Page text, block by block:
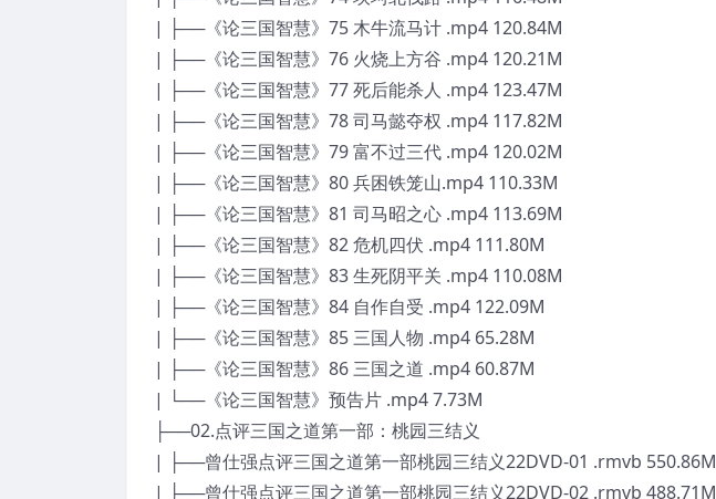
| ├──《论三国智慧》75 木牛流马计 .mp4 120.84M
| ├──《论三国智慧》76 火烧上方谷 .mp4 120.21M
| ├──《论三国智慧》77 死后能杀人 .mp4 123.47M
| ├──《论三国智慧》78 司马懿夺权 .mp4 117.82M
| ├──《论三国智慧》79 富不过三代 .mp4 120.02M
| ├──《论三国智慧》80 兵困铁笼山.mp4 110.33M
| ├──《论三国智慧》81 司马昭之心 .mp4 113.69M
| ├──《论三国智慧》82 危机四伏 .mp4 111.80M
| ├──《论三国智慧》83 生死阴平关 .mp4 110.08M
| ├──《论三国智慧》84 自作自受 .mp4 122.09M
| ├──《论三国智慧》85 三国人物 .mp4 65.28M
| ├──《论三国智慧》86 三国之道 .mp4 60.87M
| └──《论三国智慧》预告片 .mp4 7.73M
├──02.点评三国之道第一部：桃园三结义
| ├──曾仕强点评三国之道第一部桃园三结义22DVD-01 .rmvb 550.86M
| ├──曾仕强点评三国之道第一部桃园三结义22DVD-02 .rmvb 488.71M